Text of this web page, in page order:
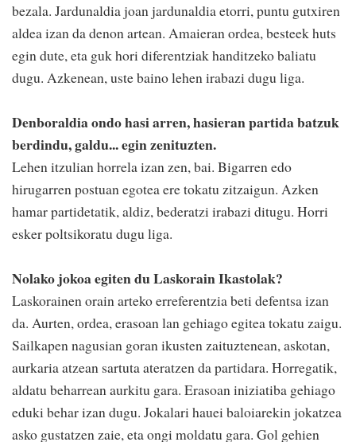
bezala. Jardunaldia joan jardunaldia etorri, puntu gutxiren
aldea izan da denon artean. Amaieran ordea, besteek huts
egin dute, eta guk hori diferentziak handitzeko baliatu
dugu. Azkenean, uste baino lehen irabazi dugu liga.
Denboraldia ondo hasi arren, hasieran partida batzuk
berdindu, galdu... egin zenituzten.
Lehen itzulian horrela izan zen, bai. Bigarren edo
hirugarren postuan egotea ere tokatu zitzaigun. Azken
hamar partidetatik, aldiz, bederatzi irabazi ditugu. Horri
esker poltsikoratu dugu liga.
Nolako jokoa egiten du Laskorain Ikastolak?
Laskorainen orain arteko erreferentzia beti defentsa izan
da. Aurten, ordea, erasoan lan gehiago egitea tokatu zaigu.
Sailkapen nagusian goran ikusten zaituztenean, askotan,
aurkaria atzean sartuta ateratzen da partidara. Horregatik,
aldatu beharrean aurkitu gara. Erasoan iniziatiba gehiago
eduki behar izan dugu. Jokalari hauei baloiarekin jokatzea
asko gustatzen zaie, eta ongi moldatu gara. Gol gehien